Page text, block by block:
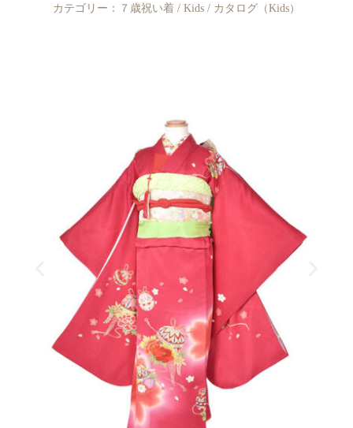
カテゴリー： ７歳祝い着 / Kids / カタログ（Kids）